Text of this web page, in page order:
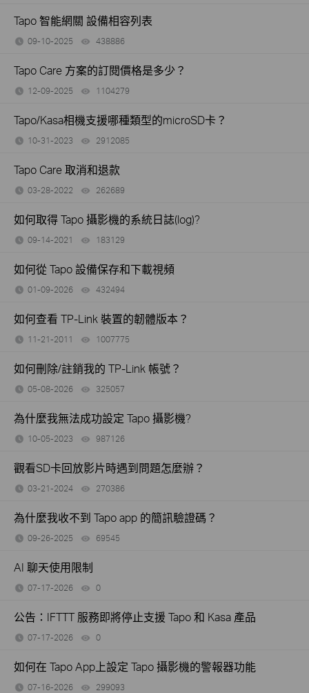
Tapo 智能網關 設備相容列表
09-10-2025 438886
Tapo Care 方案的訂閱價格是多少？
12-09-2025 1104279
Tapo/Kasa相機支援哪種類型的microSD卡？
10-31-2023 2912085
Tapo Care 取消和退款
03-28-2022 262689
如何取得 Tapo 攝影機的系統日誌(log)?
09-14-2021 183129
如何從 Tapo 設備保存和下載視頻
01-09-2026 432494
如何查看 TP-Link 裝置的韌體版本？
11-21-2011 1007775
如何刪除/註銷我的 TP-Link 帳號？
05-08-2026 325057
為什麼我無法成功設定 Tapo 攝影機?
10-05-2023 987126
觀看SD卡回放影片時遇到問題怎麼辦？
03-21-2024 270386
為什麼我收不到 Tapo app 的簡訊驗證碼？
09-26-2025 69545
AI 聊天使用限制
07-17-2026 0
公告：IFTTT 服務即將停止支援 Tapo 和 Kasa 產品
07-17-2026 0
如何在 Tapo App上設定 Tapo 攝影機的警報器功能
07-16-2026 299093